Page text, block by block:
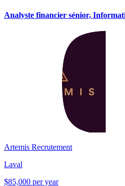
Analyste financier sénior,
Artemis Recrutement
Laval
$85,000 per year